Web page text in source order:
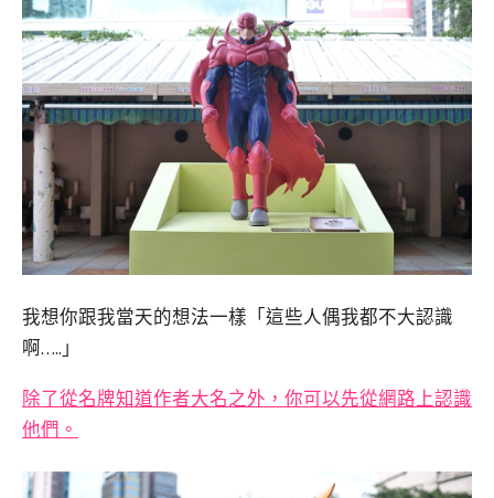
我想你跟我當天的想法一樣「這些人偶我都不大認識
啊…..」
除了從名牌知道作者大名之外，你可以先從網路上認識
他們。